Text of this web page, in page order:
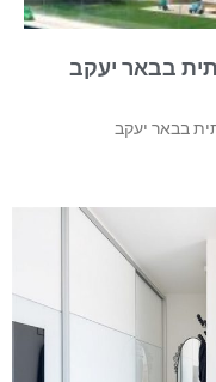
בבאר יעקב
בבאר יעקב